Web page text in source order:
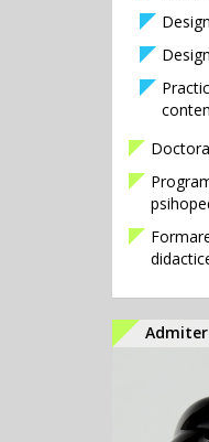
Design